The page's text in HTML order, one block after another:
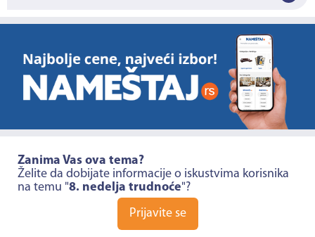
Zanima Vas ova tema?
Želite da dobijate informacije o iskustvima korisnika
na temu "8. nedelja trudnoće"?
Prijavite se